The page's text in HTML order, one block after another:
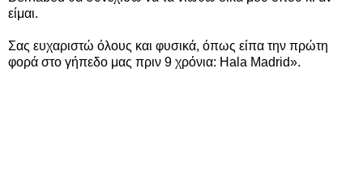
είμαι.
Σας ευχαριστώ όλους και φυσικά, όπως είπα την πρώτη
φορά στο γήπεδο μας πριν 9 χρόνια: Hala Madrid».